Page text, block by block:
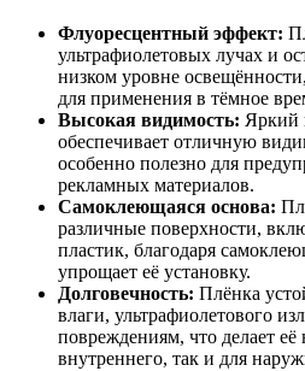
Флуоресцентный эффект:
ультрафиолетовых лучах и
низком уровне
для применения в тёмное
Высокая видимость: Яркий
обеспечивает отличную
особенно полезно для
рекламных материалов.
Самоклеющаяся основа:
различные поверхности,
пластик, благодаря
упрощает её установку.
Долговечность: Плёнка
влаги, ультрафиолетового
повреждениям, что делает
внутреннего, так и для